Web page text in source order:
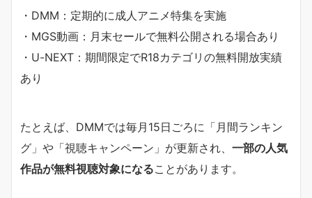
・DMM：定期的に成人アニメ特集を実施
・MGS動画：月末セールで無料公開される場合あり
・U-NEXT：期間限定でR18カテゴリの無料開放実績
あり
たとえば、DMMでは毎月15日ごろに「月間ランキン
グ」や「視聴キャンペーン」が更新され、 一部の人気
作品が無料視聴対象になることがあります。